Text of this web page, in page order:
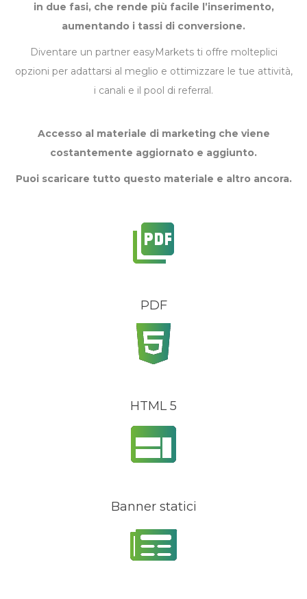
in due fasi, che rende più facile l’inserimento,
aumentando i tassi di conversione.
Diventare un partner easyMarkets ti offre molteplici
opzioni per adattarsi al meglio e ottimizzare le tue attività,
i canali e il pool di referral.
Accesso al materiale di marketing che viene
costantemente aggiornato e aggiunto.
Puoi scaricare tutto questo materiale e altro ancora.
PDF
HTML 5
Banner statici